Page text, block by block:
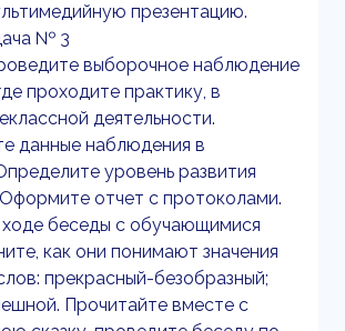
презентацию.
№ 3
выборочное наблюдение
проходите практику, в
деятельности.
данные наблюдения в
уровень развития
отчет с протоколами.
ходе беседы с обучающимися
как они понимают значения
прекрасный-безобразный;
Прочитайте вместе с